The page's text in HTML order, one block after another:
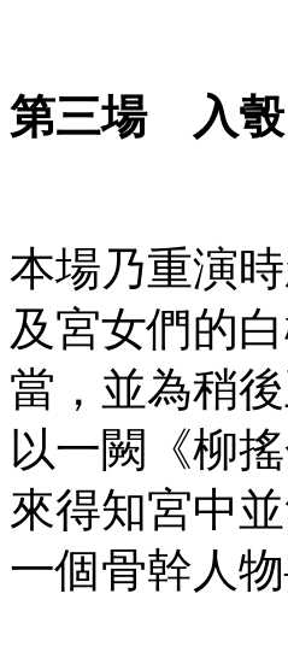
第三場 入彀
本場乃重演
及宮女們的
當，並為稍
以一闕《柳
來得知宮中
一個骨幹人